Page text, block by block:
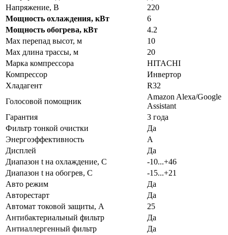
Напряжение, В
220
Мощность охлаждения, кВт
6
Мощность обогрева, кВт
4.2
Max перепад высот, м
10
Max длина трассы, м
20
Марка компрессора
HITACHI
Компрессор
Инвертор
Хладагент
R32
Голосовой помощник
Amazon Alexa/Google
Assistant
Гарантия
3 года
Фильтр тонкой очистки
Да
Энергоэффективность
A
Дисплей
Да
Диапазон t на охлаждение, С
-10...+46
Диапазон t на обогрев, С
-15...+21
Авто режим
Да
Авторестарт
Да
Автомат токовой защиты, А
25
Антибактериальный фильтр
Да
Антиаллергенный фильтр
Да